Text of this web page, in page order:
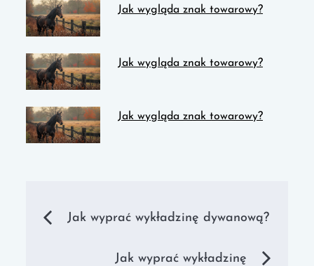
Jak wygląda znak towarowy?
Jak wygląda znak towarowy?
Jak wygląda znak towarowy?
Nawigacja
Jak wyprać wykładzinę dywanową?
Jak wyprać wykładzinę